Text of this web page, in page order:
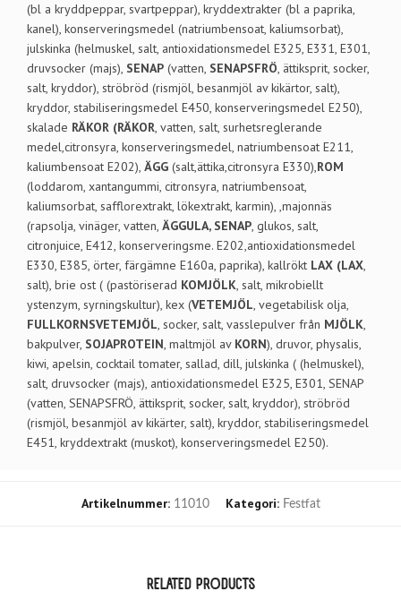
(bl a kryddpeppar, svartpeppar), kryddextrakter (bl a paprika,
kanel), konserveringsmedel (natriumbensoat, kaliumsorbat),
julskinka (helmuskel, salt, antioxidationsmedel E325, E331, E301,
druvsocker (majs), SENAP (vatten, SENAPSFRÖ, ättiksprit, socker,
salt, kryddor), ströbröd (rismjöl, besanmjöl av kikärtor, salt),
kryddor, stabiliseringsmedel E450, konserveringsmedel E250),
skalade RÄKOR (RÄKOR, vatten, salt, surhetsreglerande
medel,citronsyra, konserveringsmedel, natriumbensoat E211,
kaliumbensoat E202), ÄGG (salt,ättika,citronsyra E330),ROM
(loddarom, xantangummi, citronsyra, natriumbensoat,
kaliumsorbat, safflorextrakt, lökextrakt, karmin), ,majonnäs
(rapsolja, vinäger, vatten, ÄGGULA, SENAP, glukos, salt,
citronjuice, E412, konserveringsme. E202,antioxidationsmedel
E330, E385, örter, färgämne E160a, paprika), kallrökt LAX (LAX,
salt), brie ost ( (pastöriserad KOMJÖLK, salt, mikrobiellt
ystenzym, syrningskultur), kex (VETEMJÖL, vegetabilisk olja,
FULLKORNSVETEMJÖL, socker, salt, vasslepulver från MJÖLK,
bakpulver, SOJAPROTEIN, maltmjöl av KORN), druvor, physalis,
kiwi, apelsin, cocktail tomater, sallad, dill, julskinka ( (helmuskel),
salt, druvsocker (majs), antioxidationsmedel E325, E301, SENAP
(vatten, SENAPSFRÖ, ättiksprit, socker, salt, kryddor), ströbröd
(rismjöl, besanmjöl av kikärter, salt), kryddor, stabiliseringsmedel
E451, kryddextrakt (muskot), konserveringsmedel E250).
Artikelnummer: 11010 Kategori: Festfat
RELATED PRODUCTS